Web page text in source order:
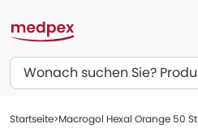
Suchen
Startseite Macrogol Hexal Orange 50 St